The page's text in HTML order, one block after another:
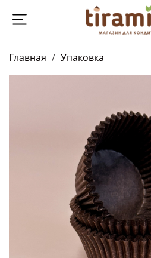
Главная Упаковка